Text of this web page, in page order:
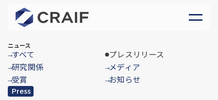
ニュース
→すべて プレスリリース
→研究関係 →メディア
→受賞 →お知らせ
Press